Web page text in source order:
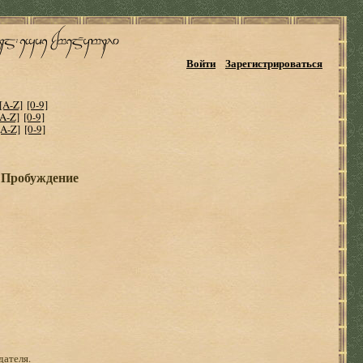
Войти Зарегистрироваться
Z] [0-9]
Z] [0-9]
Z] [0-9]